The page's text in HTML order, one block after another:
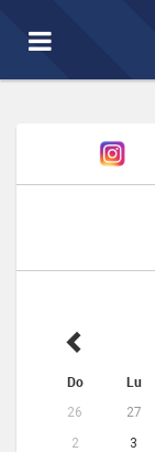
Toggle
navigation
Do Lu
26 27
2
3